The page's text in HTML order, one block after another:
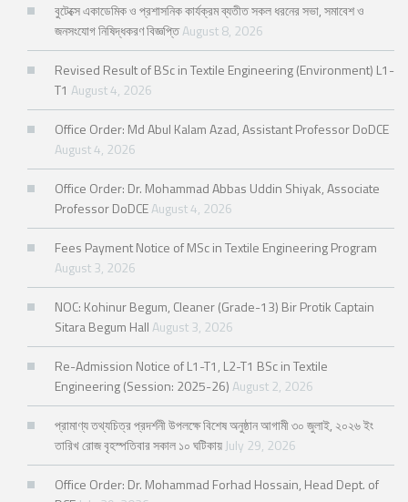
বুটেক্সে একাডেমিক ও প্রশাসনিক কার্যক্রম ব্যতীত সকল ধরনের সভা, সমাবেশ ও
জনসংযোগ নিষিদ্ধকরণ বিজ্ঞপ্তিAugust 8, 2026
Revised Result of BSc in Textile Engineering (Environment) L1-
T1 August 4, 2026
Office Order: Md Abul Kalam Azad, Assistant Professor DoDCE
August 4, 2026
Office Order: Dr. Mohammad Abbas Uddin Shiyak, Associate
Professor DoDCEAugust 4, 2026
Fees Payment Notice of MSc in Textile Engineering Program
August 3, 2026
NOC: Kohinur Begum, Cleaner (Grade-13) Bir Protik Captain
Sitara Begum HallAugust 3, 2026
Re-Admission Notice of L1-T1, L2-T1 BSc in Textile
Engineering (Session: 2025-26)August 2, 2026
প্রামাণ্য তথ্যচিত্র প্রদর্শনী উপলক্ষে বিশেষ অনুষ্ঠান আগামী ৩০ জুলাই, ২০২৬ ইং
তারিখ রোজ বৃহস্পতিবার সকাল ১০ ঘটিকায় July 29, 2026
Office Order: Dr. Mohammad Forhad Hossain, Head Dept. of